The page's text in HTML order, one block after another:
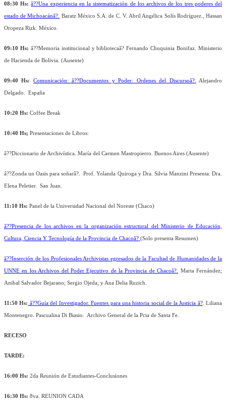
08:30 Hs: â??Una experiencia en la sistematización de los archivos de los tres poderes del
estado de Michoacánâ?. Baratz México S.A. de C. V. Abril Angélica Solís Rodríguez., Hassan
Oropeza Rizk. México.
09:10 Hs: â??Memoria institucional y bibliotecaâ? Fernando Chuquinia Bonifaz. Ministerio
de Hacienda de Bolivia. (Ausente)
09:40 Hs: Comunicación: â??Documentos y Poder: Ordenes del Discursoâ?. Alejandro
Delgado. España
10:20 Hs: Coffee Break
10:40 Hs; Presentaciones de Libros:
â??Diccionario de Archivística. María del Carmen Mastropierro. Buenos Aires (Ausente)
â??Zonda un Oasis para soñarâ?. Prof. Yolanda Quiroga y Dra. Silvia Manzini Presenta: Dra.
Elena Peletier. San Juan.
11:10 Hs: Panel de la Universidad Nacional del Noreste (Chaco)
â??Presencia de los archivos en la organización estructural del Ministerio de Educación,
Cultura, Ciencia Y Tecnología de la Provincia de Chacoâ? (Solo presenta Resumen)
â??Inserción de los Profesionales Archivistas egresados de la Facultad de Humanidades de la
UNNE en los Archivos del Poder Ejecutivo de la Provincia de Chacoâ?. Marta Fernández;
Anibal Salvador Bejarano; Sergio Ojeda; y Ana Delia Ruzich.
11:50 Hs: â??Guía del Investigador. Fuentes para una historia social de la Justicia â?. Liliana
Montenegro. Pascualina Di Biasio. Archivo General de la Pcia de Santa Fe.
RECESO
TARDE:
16:00 Hs: 2da Reunión de Estudiantes-Conclusiones
16:30 Hs: 8va. REUNION CADA